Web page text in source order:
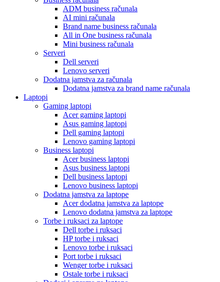
ADM business računala
AI mini računala
Brand name business računala
All in One business računala
Mini business računala
Serveri
Dell serveri
Lenovo serveri
Dodatna jamstva za računala
Dodatna jamstva za brand name računala
Laptopi
Gaming laptopi
Acer gaming laptopi
Asus gaming laptopi
Dell gaming laptopi
Lenovo gaming laptopi
Business laptopi
Acer business laptopi
Asus business laptopi
Dell business laptopi
Lenovo business laptopi
Dodatna jamstva za laptope
Acer dodatna jamstva za laptope
Lenovo dodatna jamstva za laptope
Torbe i ruksaci za laptope
Dell torbe i ruksaci
HP torbe i ruksaci
Lenovo torbe i ruksaci
Port torbe i ruksaci
Wenger torbe i ruksaci
Ostale torbe i ruksaci